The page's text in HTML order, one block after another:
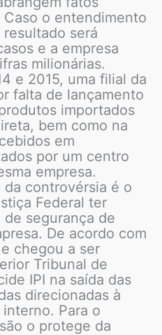
o entendimento
será
e a empresa
milionárias.
e 2015, uma filial da
falta de lançamento
importados
bem como na
em
por um centro
empresa.
controvérsia é o
Federal ter
segurança de
De acordo com
chegou a ser
Tribunal de
IPI na saída das
direcionadas à
Para o
o protege da